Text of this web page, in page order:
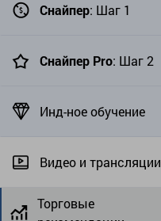
Снайпер: Шаг 1
Снайпер Pro: Шаг 2
Инд-ное обучение
Видео и трансляции
Торговые